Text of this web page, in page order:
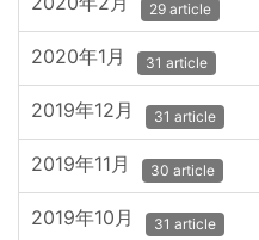
29 article
2020年1月 31 article
2019年12月 31 article
2019年11月 30 article
2019年10月 31 article